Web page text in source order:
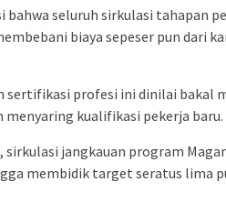
bahwa seluruh sirkulasi tahapan
biaya sepeser pun dari
sertifikasi profesi ini dinilai bakal
kualifikasi pekerja baru.
sirkulasi jangkauan program
membidik target seratus lima